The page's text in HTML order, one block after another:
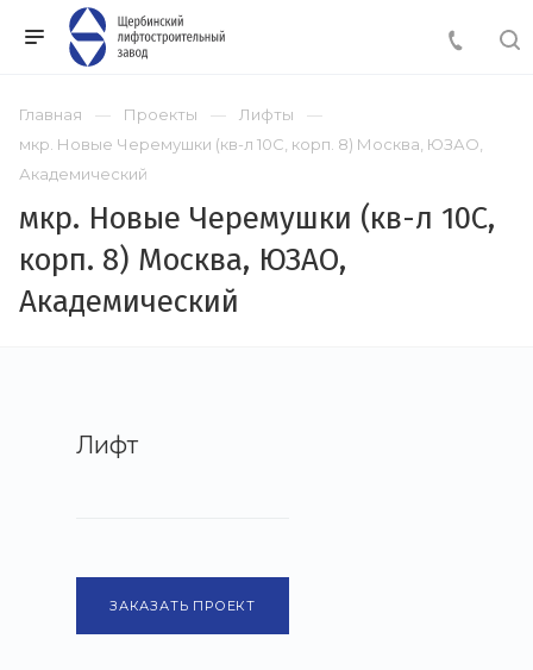
Главная Проекты
Лифты
мкр. Новые Черемушки (кв-л 10С, корп. 8) Москва, ЮЗАО,
Академический
мкр. Новые Черемушки (кв-л 10С,
корп. 8) Москва, ЮЗАО,
Академический
Лифт
ЗАКАЗАТЬ ПРОЕКТ